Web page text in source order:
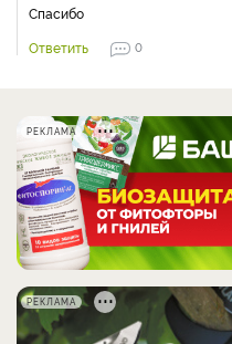
Спасибо
Ответить
0
РЕКЛАМА
РЕКЛАМА